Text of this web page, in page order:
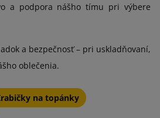
a podpora nášho tímu pri výbere
a bezpečnosť – pri uskladňovaní,
oblečenia.
na topánky